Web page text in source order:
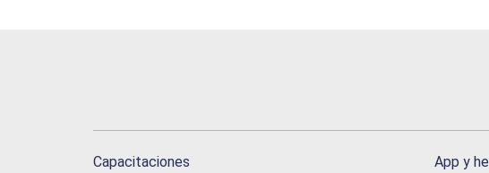
Capacitaciones
App y